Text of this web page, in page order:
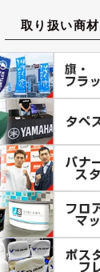
取り扱い商材